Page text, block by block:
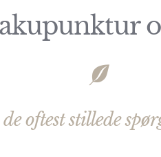
oftest stillede